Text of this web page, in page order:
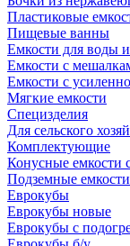
Пластиковые
Пищевые ванны
Емкости для воды
Емкости с
Емкости с
Мягкие емкости
Специзделия
Для сельского
Комплектующие
Конусные
Подземные емкости
Еврокубы
Еврокубы новые
Еврокубы с